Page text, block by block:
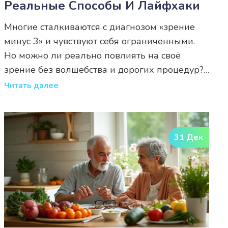
Реальные Способы И Лайфхаки
Многие сталкиваются с диагнозом «зрение
минус 3» и чувствуют себя ограниченными.
Но можно ли реально повлиять на своё
зрение без волшебства и дорогих процедур?
В статье собраны проверенные советы,
том, что работает, а что — миф. Пошаговые
подсказки, чтобы каждый смог
протестировать их на себе.
Читать далее
31 Дек